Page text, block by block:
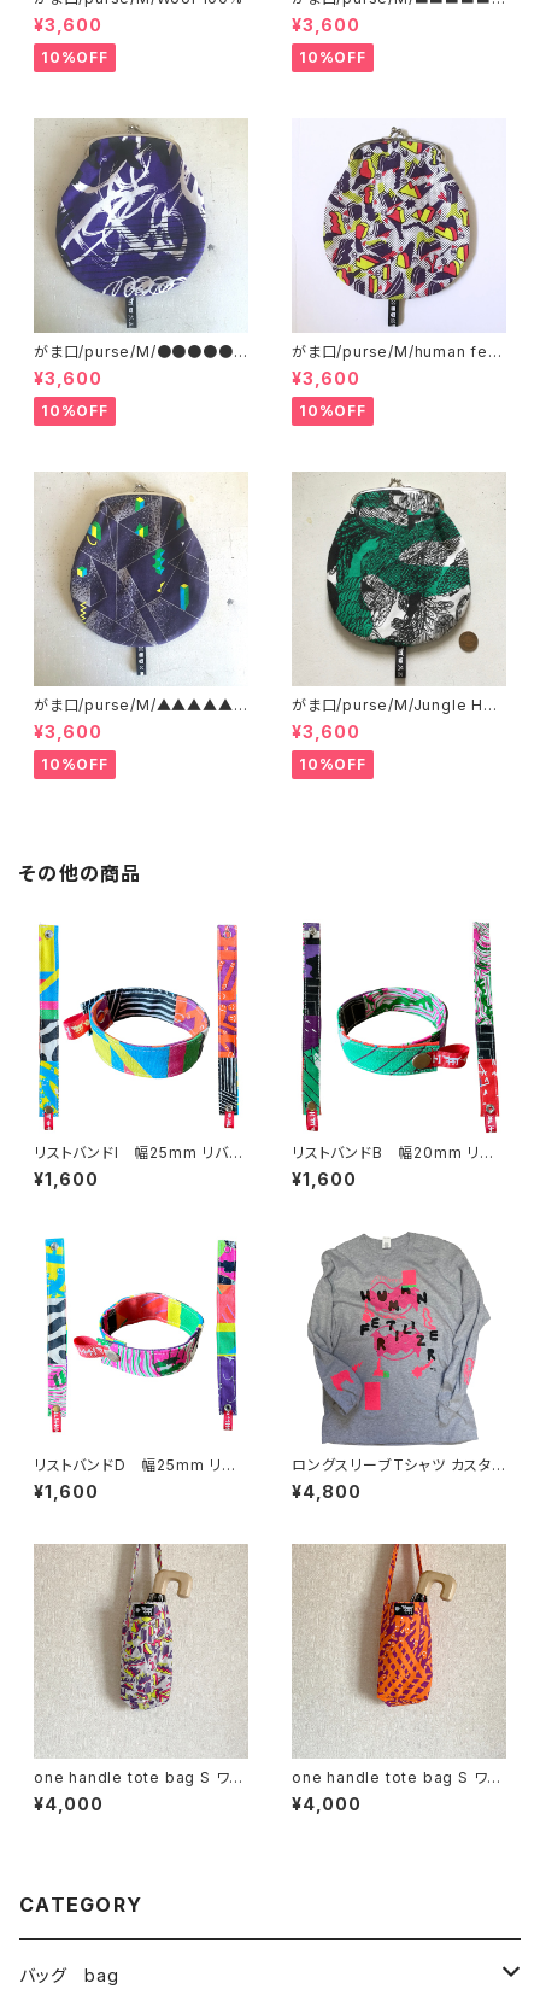
¥3,600
10%OFF
■■■ AB
¥3,600
10%OFF
がま口/purse/M/●●●●●
●●●●
¥3,600
10%OFF
がま口/purse/M/human ferti
lizer
¥3,600
10%OFF
がま口/purse/M/▲▲▲▲▲?
▲▲▲ AB
¥3,600
10%OFF
がま口/purse/M/Jungle Her
e
¥3,600
10%OFF
その他の商品
リストバンドI 幅25mm リバー
シブル
¥1,600
リストバンドB 幅20mm リバ
ーシブル
¥1,600
リストバンドD 幅25mm リバ
ーシブル
¥1,600
ロングスリーブTシャツ カスタム
プリントB GILDANのLサイズ
¥4,800
one handle tote bag S ワン
ハンドル トートバッグ h
¥4,000
one handle tote bag S ワン
ハンドル トートバッグ n
¥4,000
CATEGORY
バッグ bag